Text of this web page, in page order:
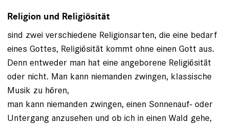
Religion und Religiösität
sind zwei verschiedene Religionsarten, die eine bedarf
eines Gottes, Religiösität kommt ohne einen Gott aus.
Denn entweder man hat eine angeborene Religiösität
oder nicht. Man kann niemanden zwingen, klassische
Musik zu hören,
man kann niemanden zwingen, einen Sonnenauf- oder
Untergang anzusehen und ob ich in einen Wald gehe,